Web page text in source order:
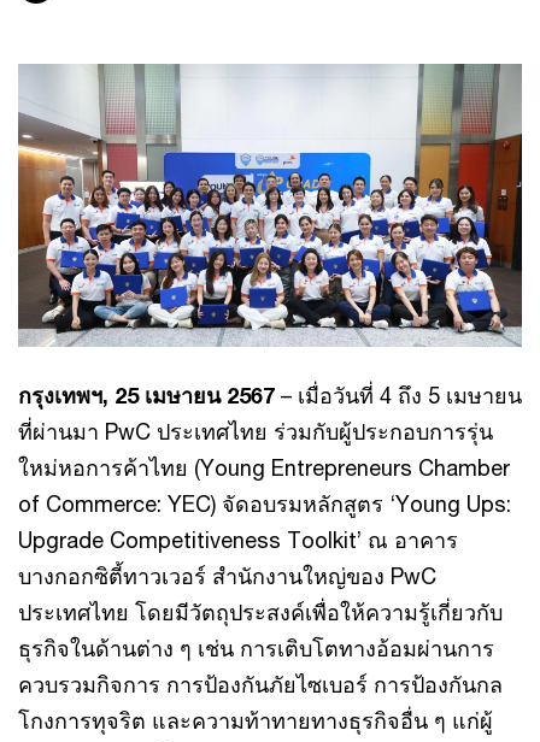
กรุงเทพฯ, 25 เมษายน 2567 – เมื่อวันที่ 4 ถึง 5 เมษายน
ที่ผ่านมา PwC ประเทศไทย ร่วมกับผู้ประกอบการรุ่น
ใหม่หอการค้าไทย (Young Entrepreneurs Chamber
of Commerce: YEC) จัดอบรมหลักสูตร ‘Young Ups:
Upgrade Competitiveness Toolkit’ ณ อาคาร
บางกอกซิตี้ทาวเวอร์ สำนักงานใหญ่ของ PwC
ประเทศไทย โดยมีวัตถุประสงค์เพื่อให้ความรู้เกี่ยวกับ
ธุรกิจในด้านต่าง ๆ เช่น การเติบโตทางอ้อมผ่านการ
ควบรวมกิจการ การป้องกันภัยไซเบอร์ การป้องกันกล
โกงการทุจริต และความท้าทายทางธุรกิจอื่น ๆ แก่ผู้